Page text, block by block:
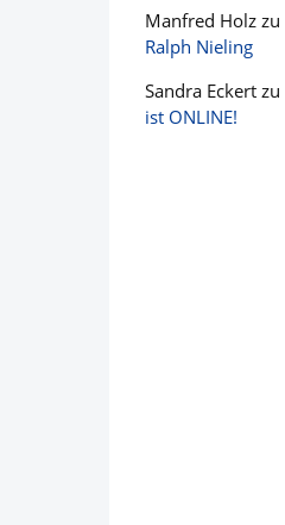
Manfred Holz zu
Ralph Nieling
Sandra Eckert zu
ist ONLINE!